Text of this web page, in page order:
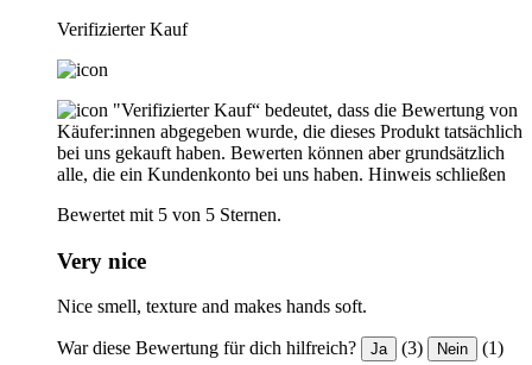
Verifizierter Kauf
"Verifizierter Kauf“ bedeutet, dass die Bewertung von
Käufer:innen abgegeben wurde, die dieses Produkt tatsächlich
bei uns gekauft haben. Bewerten können aber grundsätzlich
alle, die ein Kundenkonto bei uns haben. Hinweis schließen
Bewertet mit 5 von 5 Sternen.
Very nice
Nice smell, texture and makes hands soft.
War diese Bewertung für dich hilfreich? Ja (3) Nein (1)